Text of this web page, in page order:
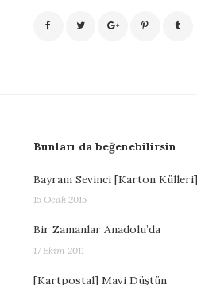
Bunları da beğenebilirsin
Bayram Sevinci [Karton Külleri]
15 Ocak 2015
Bir Zamanlar Anadolu’da
17 Ekim 2011
[Kartpostal] Mavi Düştün